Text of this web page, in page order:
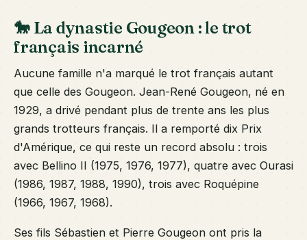
🐎 La dynastie Gougeon : le trot
français incarné
Aucune famille n'a marqué le trot français autant
que celle des Gougeon. Jean-René Gougeon, né en
1929, a drivé pendant plus de trente ans les plus
grands trotteurs français. Il a remporté dix Prix
d'Amérique, ce qui reste un record absolu : trois
avec Bellino II (1975, 1976, 1977), quatre avec Ourasi
(1986, 1987, 1988, 1990), trois avec Roquépine
(1966, 1967, 1968).
Ses fils Sébastien et Pierre Gougeon ont pris la